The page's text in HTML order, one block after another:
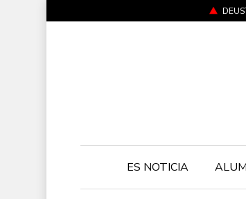
ES NOTICIA